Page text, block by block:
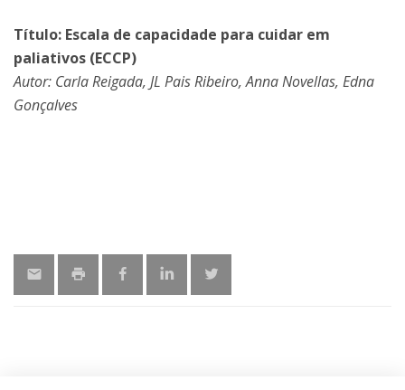
Título: Escala de capacidade para cuidar em
paliativos (ECCP)
Autor: Carla Reigada, JL Pais Ribeiro, Anna Novellas, Edna
Gonçalves